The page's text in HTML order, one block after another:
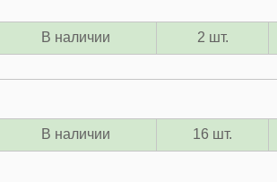
В наличии 2 шт.
В наличии 16 шт.